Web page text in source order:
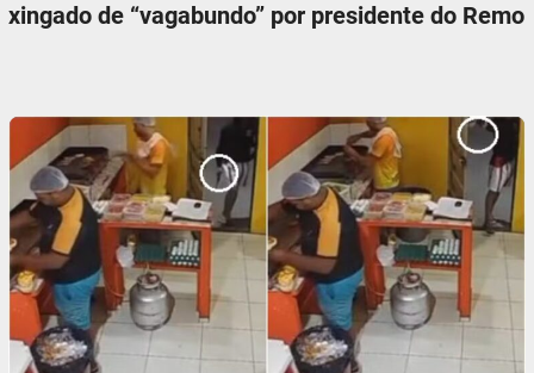
xingado de “vagabundo” por presidente do Remo